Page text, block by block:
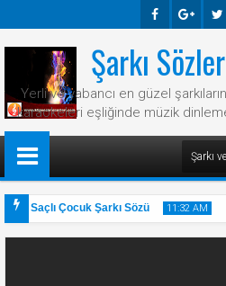
Ook E-
Plus
R
Şarkı
Yerli ve yabancı en güzel
karaokeleri eşliğinde müzik
Saçlı Çocuk Şarkı Sözü 11:32 AM